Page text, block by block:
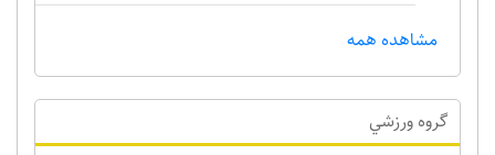
مشاهده همه
گروه ورزشي